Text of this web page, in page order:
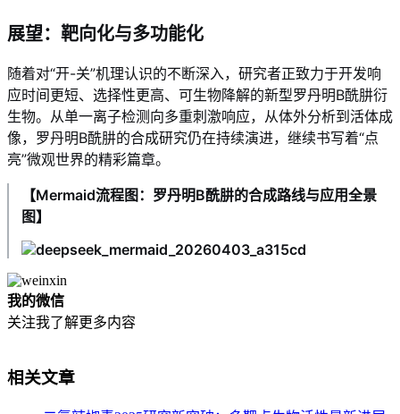
展望：靶向化与多功能化
随着对“开-关”机理认识的不断深入，研究者正致力于开发响
应时间更短、选择性更高、可生物降解的新型罗丹明B酰肼衍
生物。从单一离子检测向多重刺激响应，从体外分析到活体成
像，罗丹明B酰肼的合成研究仍在持续演进，继续书写着“点
亮”微观世界的精彩篇章。
【Mermaid流程图：罗丹明B酰肼的合成路线与应用全景
图】
我的微信
关注我了解更多内容
相关文章